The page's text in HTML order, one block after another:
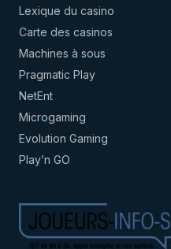
Lexique du casino
Carte des casinos
Machines à sous
Pragmatic Play
NetEnt
Microgaming
Evolution Gaming
Play’n GO